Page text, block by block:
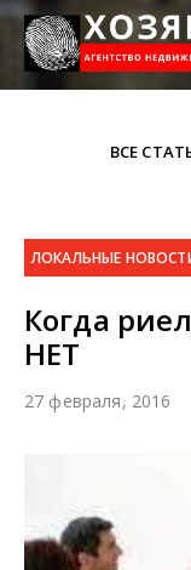
ВСЕ
ЛОКАЛЬНЫЕ
Когда
НЕТ
27 февраля, 2016